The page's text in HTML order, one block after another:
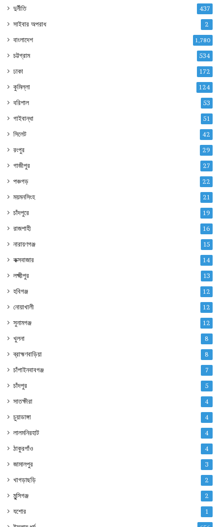
দুর্নীতি 437
সাইবার অপরাধ 2
বাংলাদেশ 1,780
চট্টগ্রাম 534
ঢাকা 172
কুমিল্লা 124
বরিশাল 53
গাইবান্ধা 51
সিলেট 42
রংপুর 29
গাজীপুর 27
পঞ্চগড় 22
ময়মনসিংহ 21
চাঁদপুরে 19
রাজশাহী 16
নারায়ণগঞ্জ 15
কক্সবাজার 14
লক্ষ্মীপুর 13
হবিগঞ্জ 12
নোয়াখালী 12
সুনামগঞ্জ 12
খুলনা 8
ব্রাহ্মণবাড়িয়া 8
চাঁপাইনবাবগঞ্জ 7
চাঁদপুর 5
সাতক্ষীরা 4
চুয়াডাঙ্গা 4
লালমনিরহাট 4
ঠাকুরগাঁও 4
জামালপুর 3
খাগড়াছড়ি 2
মুন্সিগঞ্জ 2
যশোর 1